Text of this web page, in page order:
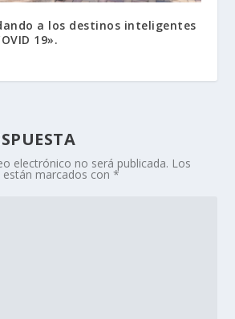
a los destinos inteligentes
19».
electrónico no será publicada. Los
marcados con*